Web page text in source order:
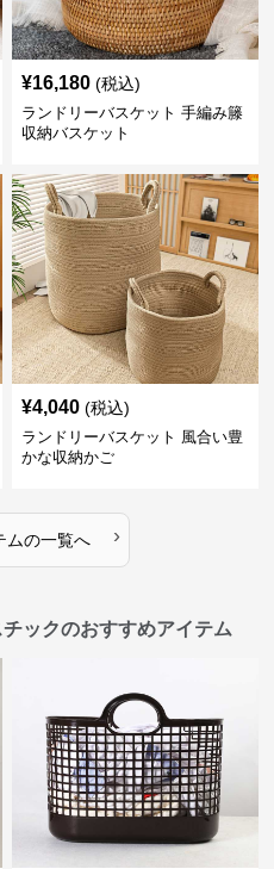
¥16,180 (税込)
ランドリーバスケット 手編み籐
収納バスケット
¥4,040 (税込)
ランドリーバスケット 風合い豊
かな収納かご
ムの一覧へ ›
ックのおすすめアイテム